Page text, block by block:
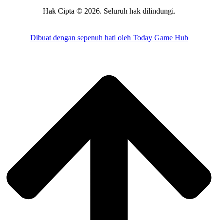
Hak Cipta © 2026. Seluruh hak dilindungi.
Dibuat dengan sepenuh hati oleh Today Game Hub